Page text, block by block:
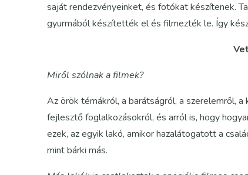
saját rendezvényeinket, és fotókat készítenek.
gyurmából készítették el és filmezték le. Így
Miről szólnak a filmek?
Az örök témákról, a barátságról, a szerelemről,
fejlesztő foglalkozásokról, és arról is, hogy
ezek, az egyik lakó, amikor hazalátogatott a
mint bárki más.